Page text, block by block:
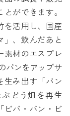
ができます。
を活用し、国産
」、飲んだあと
素材のエスプレ
パンをアップサ
生み出す「パン
どう畑を再生
ビバ・バン・ビ